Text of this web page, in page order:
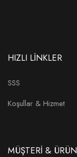
HIZLI LİNKLER
SSS
Koşullar & Hizmet
MÜŞTERİ & ÜRÜN